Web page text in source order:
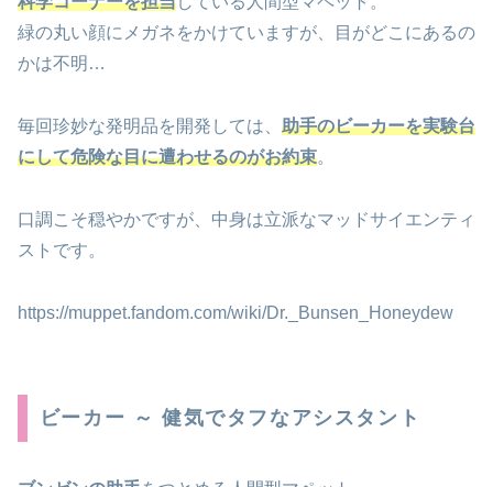
緑の丸い顔にメガネをかけていますが、目がどこにあるの
かは不明…
毎回珍妙な発明品を開発しては、 助手のビーカーを実験台
にして危険な目に遭わせるのがお約束。
口調こそ穏やかですが、中身は立派なマッドサイエンティ
ストです。
https://muppet.fandom.com/wiki/Dr._Bunsen_Honeydew
ビーカー ～ 健気でタフなアシスタント